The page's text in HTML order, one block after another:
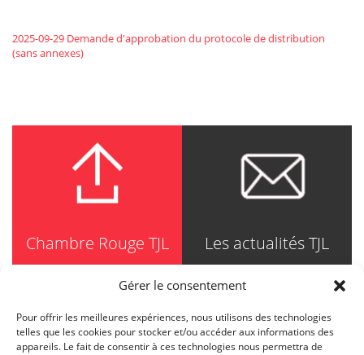
Gérer le consentement
Pour offrir les meilleures expériences, nous utilisons des technologies
telles que les cookies pour stocker et/ou accéder aux informations des
appareils. Le fait de consentir à ces technologies nous permettra de
2025-09-29 Demande d'approbation du protocole de distribution
(sans annexes)
Chambre Rouge TJL Les actualités TJL
TRUDEL JOHNSTON & LESPÉRANCE
Avocats / Barristers & Solicitors